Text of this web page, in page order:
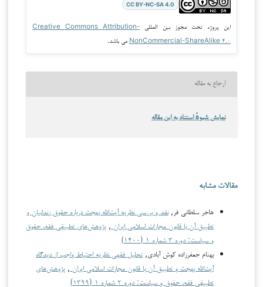
CC BY-NC-SA 4.0
این پروژه تحت مجوز بین المللی Creative Commons Attribution-
NonCommercial-ShareAlike ۴.۰ می باشد.
ارجاع به مقاله
نمایش شیوهٔ استناد به این مقاله
مقالات مشابه
هاجر سلطانی فر,نقد و بررسی نظریه آیت‌الله بهجت درباره حقوق زندانیان و
تطبیق آن با قانون مجازات اسلامی ایران , پژوهش‌های تطبیقی فقه، حقوق
و سیاست: دوره ۳ شماره ۱ (۱۴۰۰)
بهنام جعفرزاده کوش آبادی, تحلیل فقهی نظریه احتیاط واجب از دیدگاه
آیت‌الله بهجت و تطبیق آن با قانون مجازات اسلامی ایران , پژوهش‌های
تطبیقی فقه، حقوق و سیاست: دوره ۲ شماره ۱ (۱۳۹۹)